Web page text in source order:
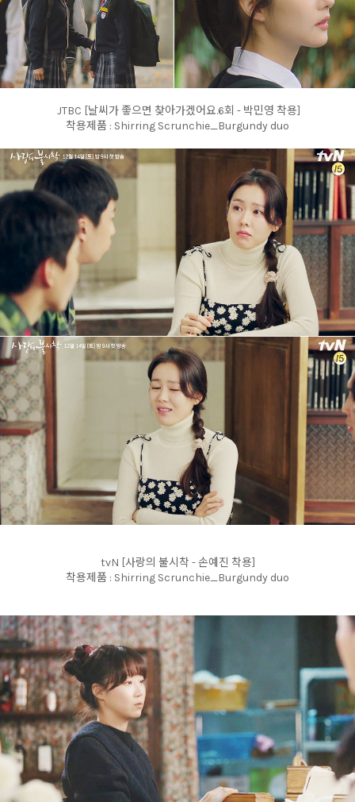
JTBC [날씨가 좋으면 찾아가겠어요.6회 - 박민영 착용]
착용제품 : Shirring Scrunchie_Burgundy duo
tvN [사랑의 불시착 - 손예진 착용]
착용제품 : Shirring Scrunchie_Burgundy duo